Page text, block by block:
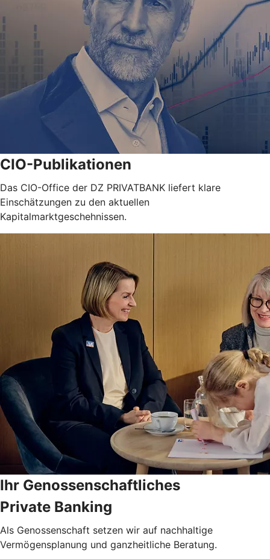
CIO-Publikationen
Das CIO-Office der DZ PRIVATBANK liefert klare
Einschätzungen zu den aktuellen
Kapitalmarktgeschehnissen.
Ihr Genossenschaftliches
Private Banking
Als Genossenschaft setzen wir auf nachhaltige
Vermögensplanung und ganzheitliche Beratung.